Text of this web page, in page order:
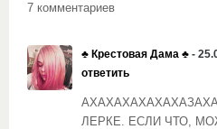
7 комментариев
♣️ Крестовая Дама ♣️ -
ответить
ЛЕРКЕ. ЕСЛИ ЧТО,